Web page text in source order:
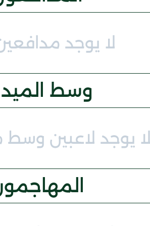
لا يوجد
وسط
يوجد لاعبين وسط